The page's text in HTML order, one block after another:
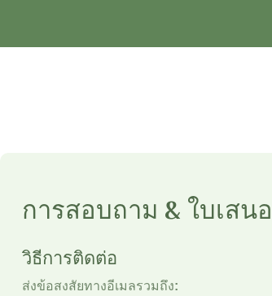
การสอบถาม & ใบเสน
วิธีการติดต่อ
ส่งข้อสงสัยทางอีเมลรวมถึง: